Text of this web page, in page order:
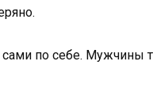
по себе. Мужчины